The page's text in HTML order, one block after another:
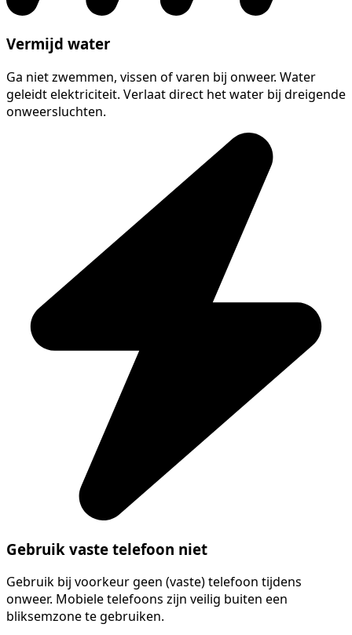
Vermijd water
Ga niet zwemmen, vissen of varen bij onweer. Water
geleidt elektriciteit. Verlaat direct het water bij dreigende
onweersluchten.
Gebruik vaste telefoon niet
Gebruik bij voorkeur geen (vaste) telefoon tijdens
onweer. Mobiele telefoons zijn veilig buiten een
bliksemzone te gebruiken.